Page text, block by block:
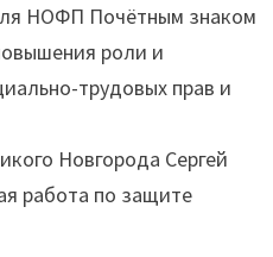
НОФП Почётным знаком
роли и
трудовых прав и
Новгорода Сергей
работа по защите